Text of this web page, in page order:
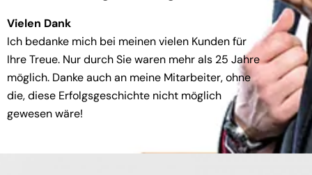
Vielen Dank
Ich bedanke mich bei meinen vielen Kunden für
Ihre Treue. Nur durch Sie waren mehr als 25 Jahre
möglich. Danke auch an meine Mitarbeiter, ohne
die, diese Erfolgsgeschichte nicht möglich
gewesen wäre!